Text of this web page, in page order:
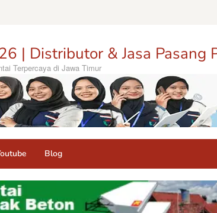
| Distributor & Jasa Pasang
Terpercaya di Jawa Timur
Blog